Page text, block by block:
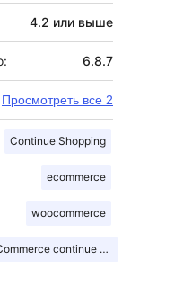
4.2 или выше
6.8.7
Просмотреть все 2
Continue Shopping
ecommerce
woocommerce
WooCommerce continue shopping